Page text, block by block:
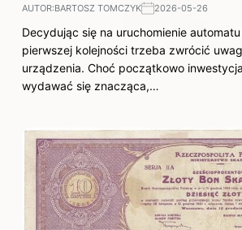
AUTOR:BARTOSZ TOMCZYK 2026-05-26
Decydując się na uruchomienie
pierwszej kolejności trzeba zwrócić
urządzenia. Choć początkowo
wydawać się znacząca,…